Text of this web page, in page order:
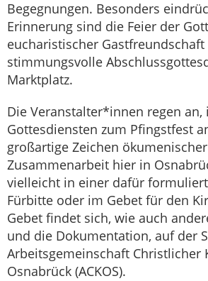
Begegnungen. Besonders
Erinnerung sind die Feier der
eucharistischer
stimmungsvolle
Marktplatz.
Die Veranstalter*innen regen an,
Gottesdiensten zum Pfingstfest
großartige Zeichen ökumenischer
Zusammenarbeit hier in
vielleicht in einer dafür
Fürbitte oder im Gebet für den
Gebet findet sich, wie auch
und die Dokumentation, auf der
Arbeitsgemeinschaft Christlicher
Osnabrück (ACKOS).